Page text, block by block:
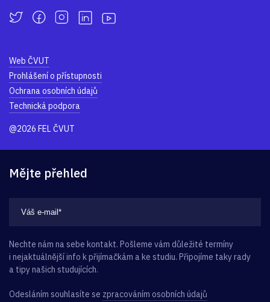
Web ČVUT
Prohlášení o přístupnosti
Ochrana osobních údajů
Technická podpora
@2026 FEL ČVUT
Mějte přehled
Nechte nám na sebe kontakt. Pošleme vám důležité termíny
i nejaktuálnější info k přijímačkám a ke studiu. Připojíme taky rady
a tipy našich studujících.
Odesláním souhlasíte se zpracováním osobních údajů